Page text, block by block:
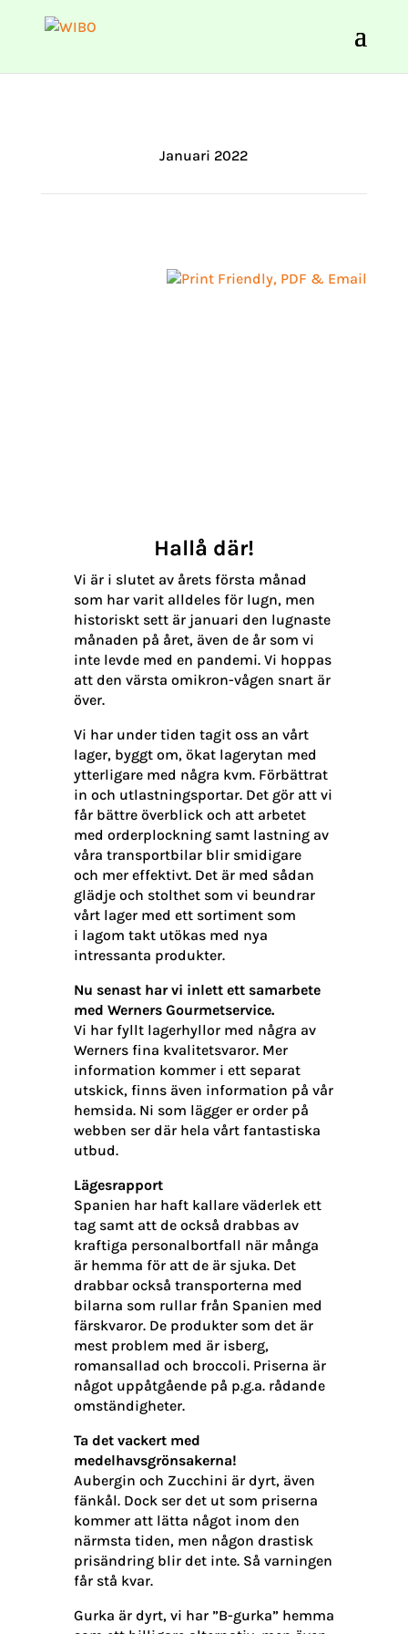
Januari 2022
Hallå där!
Vi är i slutet av årets första månad
som har varit alldeles för lugn, men
historiskt sett är januari den lugnaste
månaden på året, även de år som vi
inte levde med en pandemi. Vi hoppas
att den värsta omikron-vågen snart är
över.
Vi har under tiden tagit oss an vårt
lager, byggt om, ökat lagerytan med
ytterligare med några kvm. Förbättrat
in och utlastningsportar. Det gör att vi
får bättre överblick och att arbetet
med orderplockning samt lastning av
våra transportbilar blir smidigare
och mer effektivt. Det är med sådan
glädje och stolthet som vi beundrar
vårt lager med ett sortiment som
i lagom takt utökas med nya
intressanta produkter.
Nu senast har vi inlett ett samarbete
med Werners Gourmetservice.
Vi har fyllt lagerhyllor med några av
Werners fina kvalitetsvaror. Mer
information kommer i ett separat
utskick, finns även information på vår
hemsida. Ni som lägger er order på
webben ser där hela vårt fantastiska
utbud.
Lägesrapport
Spanien har haft kallare väderlek ett
tag samt att de också drabbas av
kraftiga personalbortfall när många
är hemma för att de är sjuka. Det
drabbar också transporterna med
bilarna som rullar från Spanien med
färskvaror. De produkter som det är
mest problem med är isberg,
romansallad och broccoli. Priserna är
något uppåtgående på p.g.a. rådande
omständigheter.
Ta det vackert med
medelhavsgrönsakerna!
Aubergin och Zucchini är dyrt, även
fänkål. Dock ser det ut som priserna
kommer att lätta något inom den
närmsta tiden, men någon drastisk
prisändring blir det inte. Så varningen
får stå kvar.
Gurka är dyrt, vi har ”B-gurka” hemma